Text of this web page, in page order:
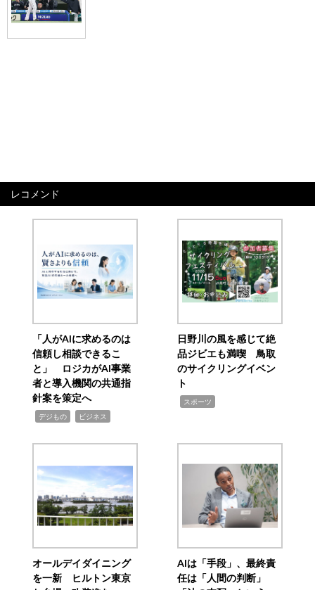
レコメンド
「人がAIに求めるのは
信頼し相談できるこ
と」 ロジカがAI事業
者と導入機関の共通指
針案を策定へ
デジもの ビジネス
日野川の風を感じて絶
品ジビエも満喫 鳥取
のサイクリングイベン
ト
スポーツ
オールデイダイニング
を一新 ヒルトン東京
AIは「手段」、最終責
任は「人間の判断」